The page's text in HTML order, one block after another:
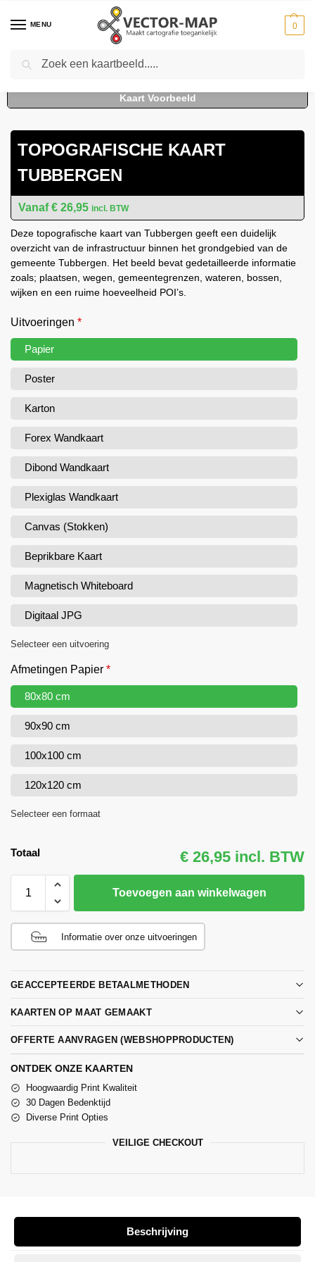
MENU 0
Home Kaarten - Topografische kaarten
TOPOGRAFISCHE KAART
TUBBERGEN
€ 26,95 incl. BTW
Deze topografische kaart van Tubbergen geeft een duidelijk
overzicht van de infrastructuur binnen het grondgebied van de
gemeente Tubbergen. Het beeld bevat gedetailleerde informatie
zoals; plaatsen, wegen, gemeentegrenzen, wateren, bossen,
wijken en een ruime hoeveelheid POI’s.
Uitvoeringen *
Papier
Poster
Karton
Forex Wandkaart
Dibond Wandkaart
Plexiglas Wandkaart
Canvas (Stokken)
Beprikbare Kaart
Magnetisch Whiteboard
Digitaal JPG
Selecteer een uitvoering
Afmetingen Papier *
80x80 cm
90x90 cm
100x100 cm
120x120 cm
Selecteer een formaat
Totaal € 26,95 incl. BTW
Toevoegen aan winkelwagen
Informatie over onze uitvoeringen
GEACCEPTEERDE BETAALMETHODEN
KAARTEN OP MAAT GEMAAKT
OFFERTE AANVRAGEN (WEBSHOPPRODUCTEN)
ONTDEK ONZE KAARTEN
Hoogwaardig Print Kwaliteit
30 Dagen Bedenktijd
Diverse Print Opties
VEILIGE CHECKOUT
Beschrijving